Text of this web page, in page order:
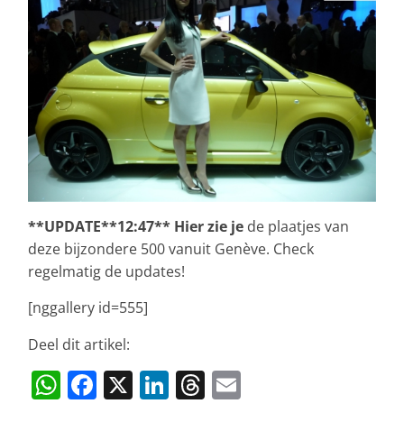
**UPDATE**12:47** Hier zie je de plaatjes van
deze bijzondere 500 vanuit Genève. Check
regelmatig de updates!
[nggallery id=555]
Deel dit artikel:
W F X Li T